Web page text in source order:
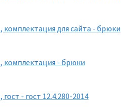
для сайта - брюки
комплектация - брюки
- гост 12.4.280-2014